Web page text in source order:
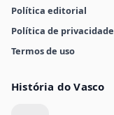
Política editorial
Política de privacidade
Termos de uso
História do Vasco